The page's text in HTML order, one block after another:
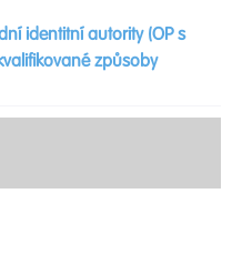
identitní autority (OP s
způsoby